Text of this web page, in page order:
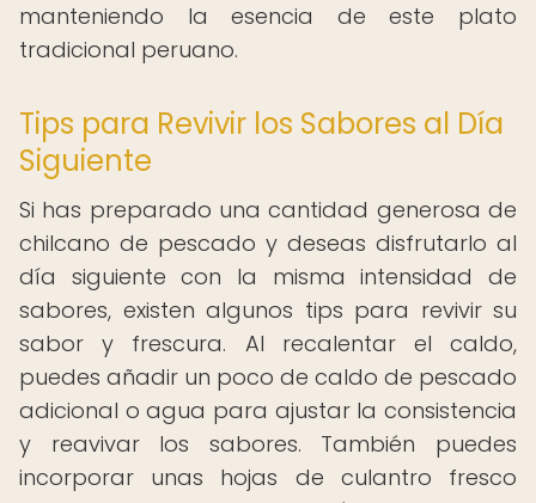
manteniendo la esencia de este plato
tradicional peruano.
Tips para Revivir los Sabores al Día
Siguiente
Si has preparado una cantidad generosa de
chilcano de pescado y deseas disfrutarlo al
día siguiente con la misma intensidad de
sabores, existen algunos tips para revivir su
sabor y frescura. Al recalentar el caldo,
puedes añadir un poco de caldo de pescado
adicional o agua para ajustar la consistencia
y reavivar los sabores. También puedes
incorporar unas hojas de culantro fresco